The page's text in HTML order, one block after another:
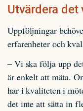
Utvärdera det
Uppföljningar
erfarenheter och
– Vi ska följa upp
är enkelt att mäta.
har i kvaliteten i
det inte att sätta in